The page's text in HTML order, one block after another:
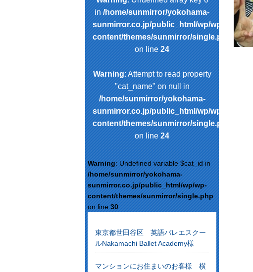
in/home/sunmirror/yokohama-
sunmirror.co.jp/public_html/wp/wp-
content/themes/sunmirror/single.php
on line24
Warning: Attempt to read property
"cat_name" on null in
/home/sunmirror/yokohama-
sunmirror.co.jp/public_html/wp/wp-
content/themes/sunmirror/single.php
on line24
Warning: Undefined variable $cat_id in
/home/sunmirror/yokohama-
sunmirror.co.jp/public_html/wp/wp-
content/themes/sunmirror/single.php
on line30
東京都世田谷区 英語バレエスクー
ルNakamachi Ballet Academy様
マンションにお住まいのお客様 横